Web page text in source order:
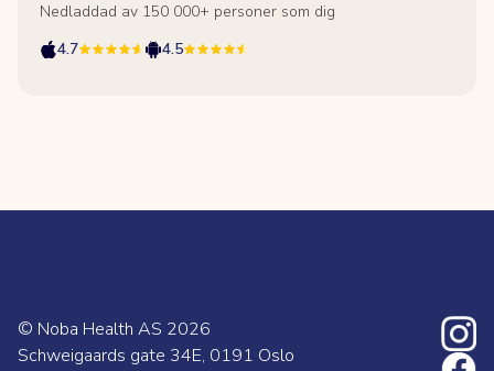
Nedladdad av 150 000+ personer som dig
4.7
4.5
© Noba Health AS 2026
Schweigaards gate 34E, 0191 Oslo